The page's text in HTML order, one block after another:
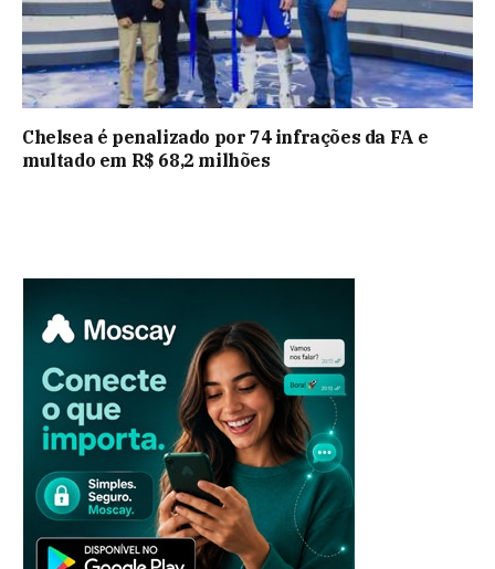
Chelsea é penalizado por 74 infrações da FA e
multado em R$ 68,2 milhões